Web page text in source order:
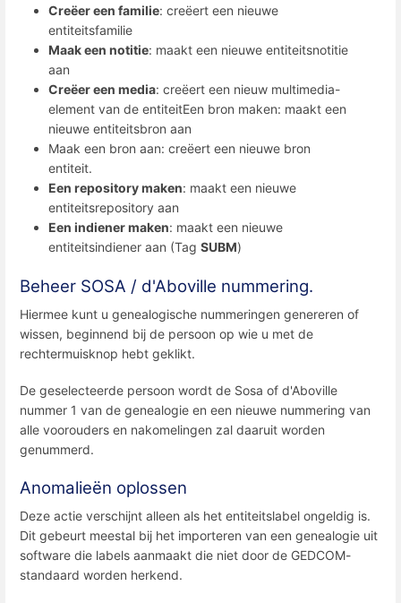
Creëer een familie: creëert een nieuwe
entiteitsfamilie
Maak een notitie: maakt een nieuwe entiteitsnotitie
aan
Creëer een media: creëert een nieuw multimedia-
element van de entiteitEen bron maken: maakt een
nieuwe entiteitsbron aan
Maak een bron aan: creëert een nieuwe bron
entiteit.
Een repository maken: maakt een nieuwe
entiteitsrepository aan
Een indiener maken: maakt een nieuwe
entiteitsindiener aan (Tag SUBM)
Beheer SOSA / d'Aboville nummering.
Hiermee kunt u genealogische nummeringen genereren of
wissen, beginnend bij de persoon op wie u met de
rechtermuisknop hebt geklikt.
De geselecteerde persoon wordt de Sosa of d'Aboville
nummer 1 van de genealogie en een nieuwe nummering van
alle voorouders en nakomelingen zal daaruit worden
genummerd.
Anomalieën oplossen
Deze actie verschijnt alleen als het entiteitslabel ongeldig is.
Dit gebeurt meestal bij het importeren van een genealogie uit
software die labels aanmaakt die niet door de GEDCOM-
standaard worden herkend.